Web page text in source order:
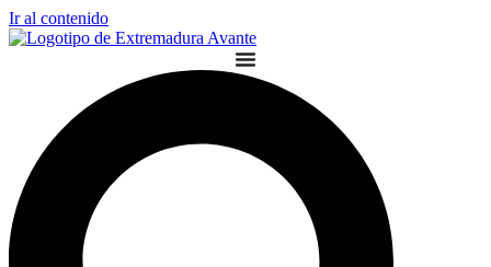
Ir al contenido